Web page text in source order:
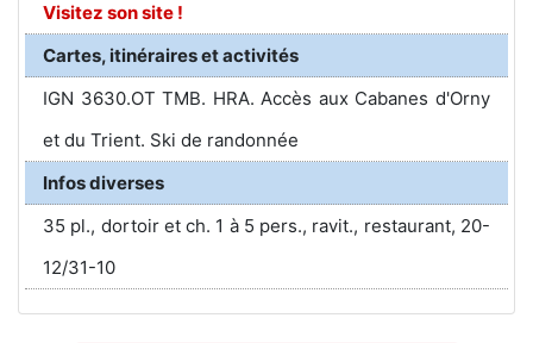
Visitez son site !
Cartes, itinéraires et activités
IGN 3630.OT TMB. HRA. Accès aux Cabanes d'Orny
et du Trient. Ski de randonnée
Infos diverses
35 pl., dortoir et ch. 1 à 5 pers., ravit., restaurant, 20-
12/31-10